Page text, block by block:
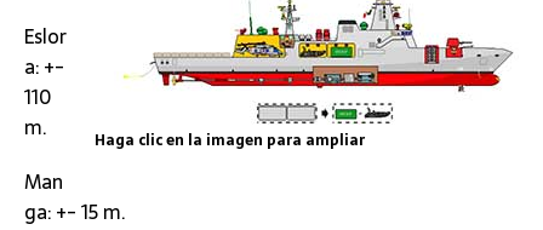
Haga clic en la imagen para ampliar
Eslor
a: +-
110
m.
Man
ga: +- 15 m.